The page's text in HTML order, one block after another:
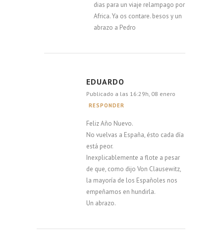
dias para un viaje relampago por
Africa. Ya os contare. besos y un
abrazo a Pedro
EDUARDO
Publicado a las 16:29h, 08 enero
RESPONDER
Feliz Año Nuevo.
No vuelvas a España, ésto cada día
está peor.
Inexplicablemente a flote a pesar
de que, como dijo Von Clausewitz,
la mayoría de los Españoles nos
empeñamos en hundirla.
Un abrazo.